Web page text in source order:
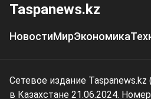
Taspanews.kz
НовостиМирЭкономика
Сетевое издание Taspanews.kz
в Казахстане 21.06.2024.